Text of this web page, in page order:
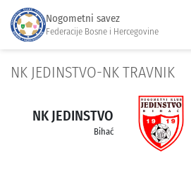
Nogometni savez
Federacije Bosne i Hercegovine
NK JEDINSTVO-NK TRAVNIK
NK JEDINSTVO
Bihać